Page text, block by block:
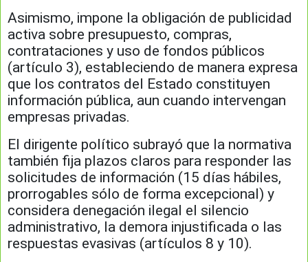
Asimismo, impone la obligación de publicidad
activa sobre presupuesto, compras,
contrataciones y uso de fondos públicos
(artículo 3), estableciendo de manera expresa
que los contratos del Estado constituyen
información pública, aun cuando intervengan
empresas privadas.
El dirigente político subrayó que la normativa
también fija plazos claros para responder las
solicitudes de información (15 días hábiles,
prorrogables sólo de forma excepcional) y
considera denegación ilegal el silencio
administrativo, la demora injustificada o las
respuestas evasivas (artículos 8 y 10).